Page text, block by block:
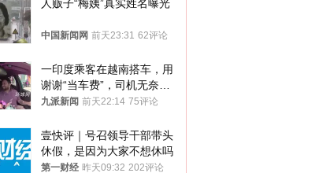
人贩子“梅姨”真实姓名曝光
中国新闻网 前天23:31 62评论
一印度乘客在越南搭车，用
谢谢“当车费”，司机无奈发
笑；印度网友：不代表印度
九派新闻 前天22:14 75评论
壹快评｜号召领导干部带头
休假，是因为大家不想休吗
第一财经 昨天09:32 202评论